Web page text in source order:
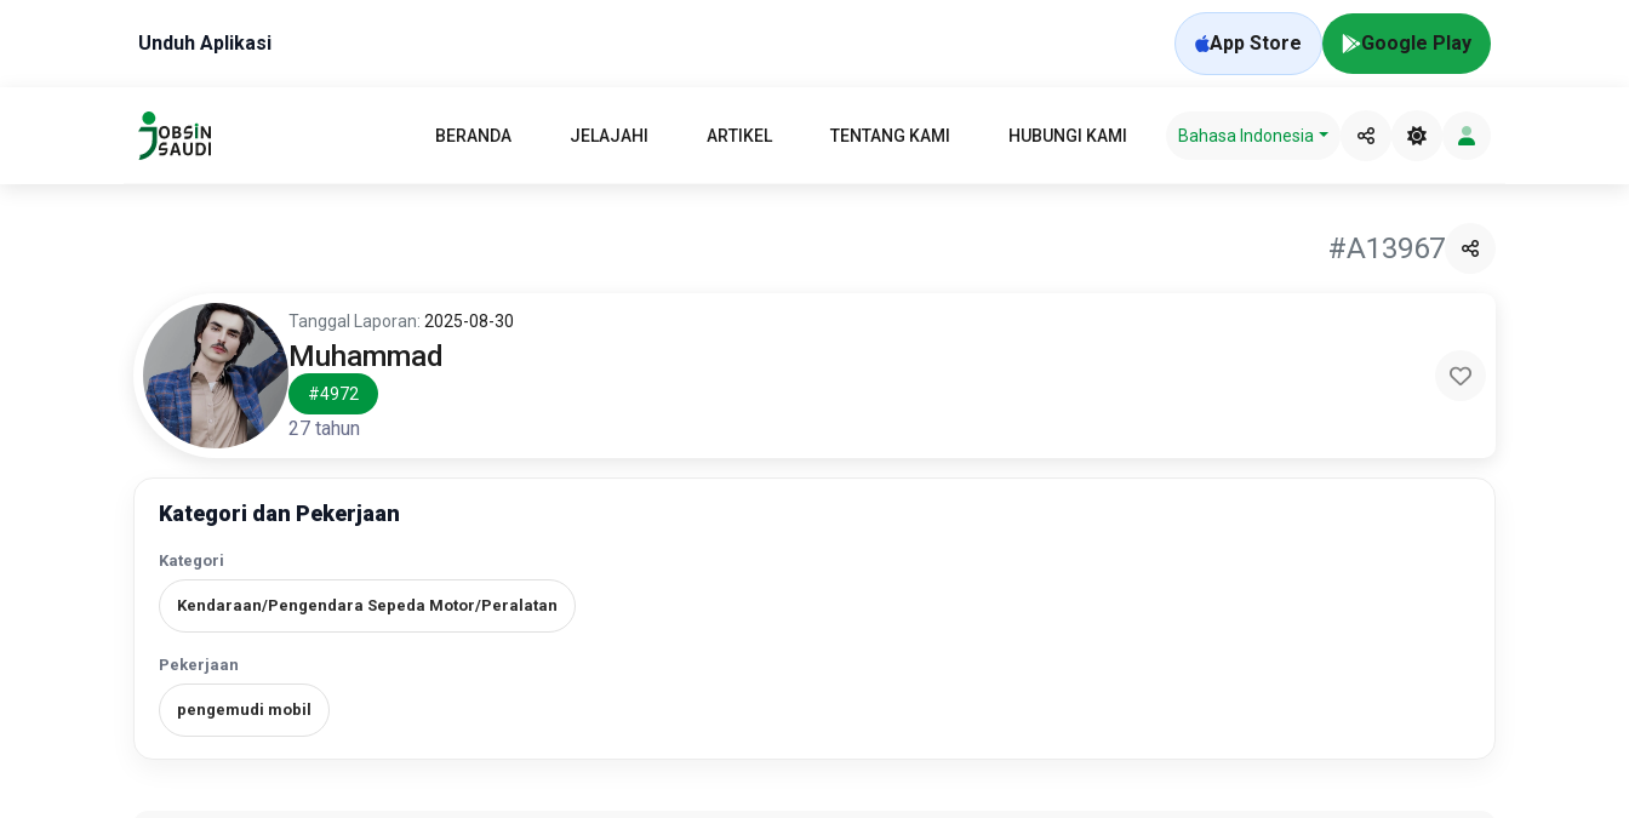
Unduh Aplikasi App Store Google Play
BERANDA JELAJAHI ARTIKEL TENTANG KAMI HUBUNGI KAMI Bahasa Indonesia
#A13967
Tanggal Laporan: 2025-08-30
Muhammad
#4972
27 tahun
Kategori dan Pekerjaan
Kategori
Kendaraan/Pengendara Sepeda Motor/Peralatan
Pekerjaan
pengemudi mobil